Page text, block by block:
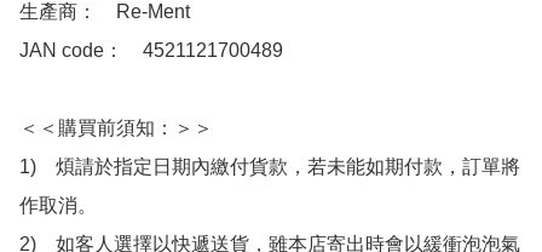
生產商：　Re-Ment
JAN code：　4521121700489
＜＜購買前須知：＞＞
1)　煩請於指定日期內繳付貨款，若未能如期付款，訂單將
作取消。
2)　如客人選擇以快遞送貨，雖本店寄出時會以緩衝泡泡氣